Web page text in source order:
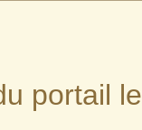
portail